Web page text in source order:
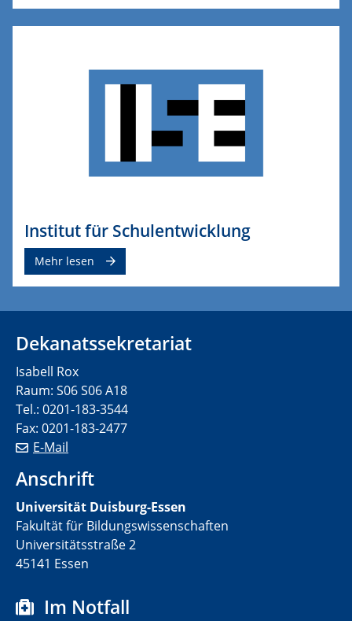
Institut für Schulentwicklung
Mehr lesen
Dekanatssekretariat
Isabell Rox
Raum: S06 S06 A18
Tel.: 0201-183-3544
Fax: 0201-183-2477
E-Mail
Anschrift
Universität Duisburg-Essen
Fakultät für Bildungswissenschaften
Universitätsstraße 2
45141 Essen
Im Notfall